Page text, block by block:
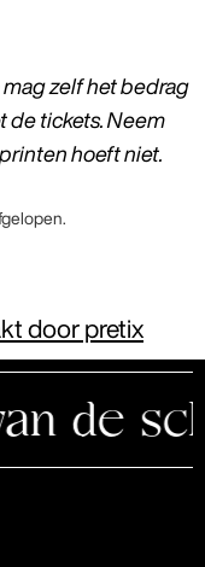
mag zelf het bedrag
de tickets. Neem
hoeft niet.
door pretix
de